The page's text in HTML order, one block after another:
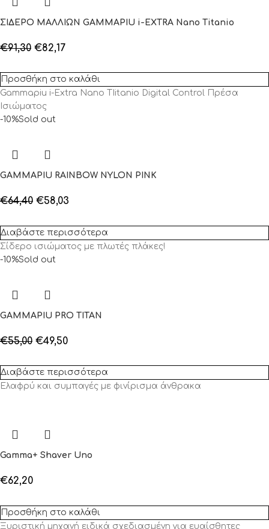
ΣΙΔΕΡΟ ΜΑΛΛΙΩΝ GAMMAPIU i-EXTRA Nano Titanio
€91,30 €82,17
Προσθήκη στο καλάθι
Gammapiu i-Extra Nano TIitanio Digital Control Πρέσα
Ισιώματος
-10%Sold out
GAMMAPIU RAINBOW NYLON PINK
€64,40 €58,03
Διαβάστε περισσότερα
Σίδερο ισιώματος με πλωτές πλάκες!
-10%Sold out
GAMMAPIU PRO TITAN
€55,00 €49,50
Διαβάστε περισσότερα
Ελαφρύ και συμπαγές με φινίρισμα άνθρακα
Gamma+ Shaver Uno
€62,20
Προσθήκη στο καλάθι
Ξυριστική μηχανή ειδικά σχεδιασμένη για ευαίσθητες